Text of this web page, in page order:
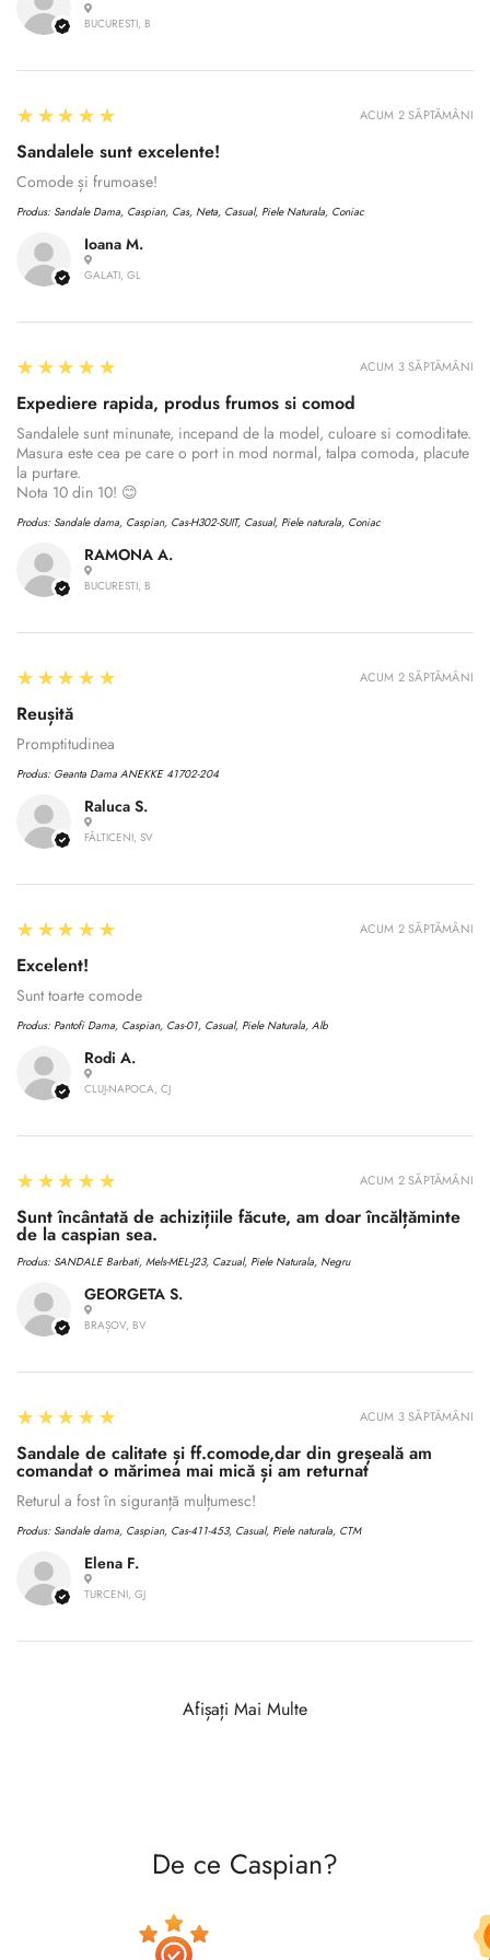
BUCURESTI, B
Ioana M.
GALATI, GL
5
★★★★★
Sandalele sunt excelente!
Comode și frumoase!
Produs: Sandale Dama, Caspian, Cas, Neta, Casual, Piele Naturala, Coniac
ACUM 2 SĂPTĂMÂNI
RAMONA A.
BUCURESTI, B
5
★★★★★
Expediere rapida, produs frumos si comod
Sandalele sunt minunate, incepand de la model, culoare si comoditate.
Masura este cea pe care o port in mod normal, talpa comoda, placute
la purtare.
Nota 10 din 10! 😊
Produs: Sandale dama, Caspian, Cas-H302-SUIT, Casual, Piele naturala, Coniac
ACUM 3 SĂPTĂMÂNI
Raluca S.
FĂLTICENI, SV
5
★★★★★
Reușită
Promptitudinea
Produs: Geanta Dama ANEKKE 41702-204
ACUM 2 SĂPTĂMÂNI
Rodi A.
CLUJ-NAPOCA, CJ
5
★★★★★
Excelent!
Sunt toarte comode
Produs: Pantofi Dama, Caspian, Cas-01, Casual, Piele Naturala, Alb
ACUM 2 SĂPTĂMÂNI
GEORGETA S.
BRAȘOV, BV
5
★★★★★
Sunt încântată de achizițiile făcute, am doar încălțăminte
de la caspian sea.
Produs: SANDALE Barbati, Mels-MEL-J23, Cazual, Piele Naturala, Negru
ACUM 2 SĂPTĂMÂNI
Elena F.
TURCENI, GJ
5
★★★★★
Sandale de calitate și ff.comode,dar din greșeală am
comandat o mărimea mai mică și am returnat
Returul a fost în siguranță mulțumesc!
Produs: Sandale dama, Caspian, Cas-411-453, Casual, Piele naturala, CTM
ACUM 3 SĂPTĂMÂNI
Afișați Mai Multe
De ce Caspian?
Confirm your age
Are you 18 years old or older?